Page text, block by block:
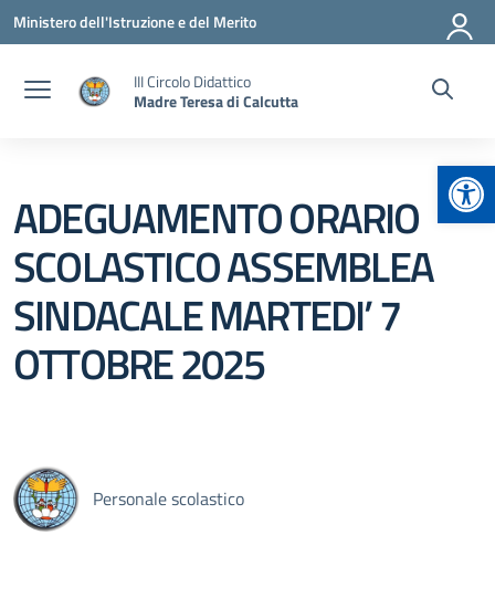
Vai ai contenuti
Vai al menu di navigazione
Vai al footer
Ministero dell'Istruzione e del Merito
III Circolo Didattico
Madre Teresa di Calcutta
ADEGUAMENTO ORARIO
SCOLASTICO ASSEMBLEA
SINDACALE MARTEDI’ 7
OTTOBRE 2025
Personale scolastico